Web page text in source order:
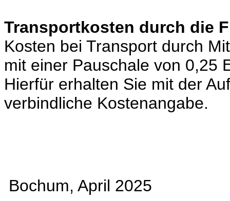
Transportkosten durch die
Kosten bei Transport durch
mit einer Pauschale von 0,25
Hierfür erhalten Sie mit der
verbindliche Kostenangabe.
Bochum, April 2025